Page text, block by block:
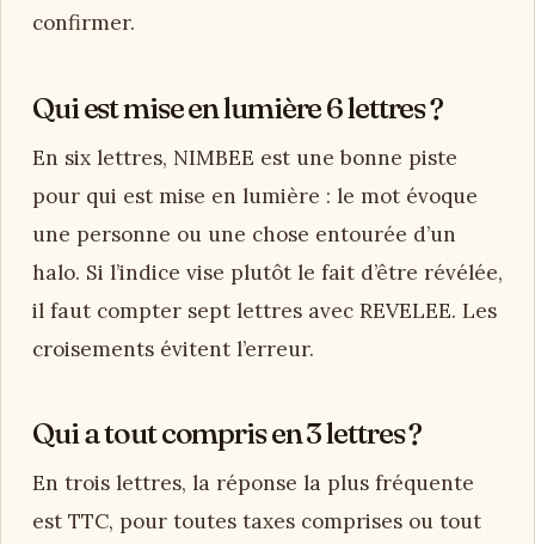
confirmer.
Qui est mise en lumière 6 lettres ?
En six lettres, NIMBEE est une bonne piste
pour qui est mise en lumière : le mot évoque
une personne ou une chose entourée d’un
halo. Si l’indice vise plutôt le fait d’être révélée,
il faut compter sept lettres avec REVELEE. Les
croisements évitent l’erreur.
Qui a tout compris en 3 lettres ?
En trois lettres, la réponse la plus fréquente
est TTC, pour toutes taxes comprises ou tout